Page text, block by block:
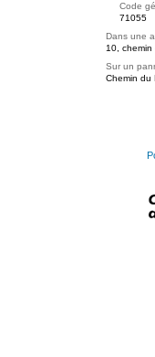
Code
71055
Dans une
10, chemin
Sur un
Chemin du